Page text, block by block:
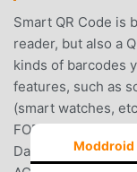
Smart QR Code is
reader, but also a
kinds of barcodes
features, such as
(smart watches,
FORMATSScan all
Data Matrix and
Moddroid